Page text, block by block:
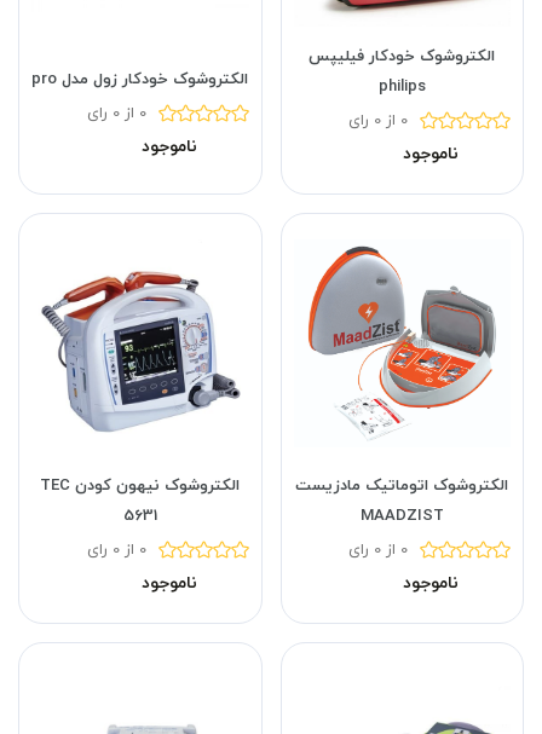
الکتروشوک خودکار فیلیپس
philips
0 از 0 رای
ناموجود
الکتروشوک خودکار زول مدل pro
0 از 0 رای
ناموجود
الکتروشوک اتوماتیک مادزیست
MAADZIST
0 از 0 رای
ناموجود
الکتروشوک نیهون کودن TEC
5631
0 از 0 رای
ناموجود